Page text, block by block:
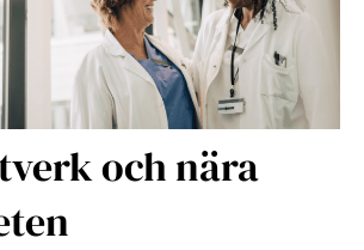
och nära